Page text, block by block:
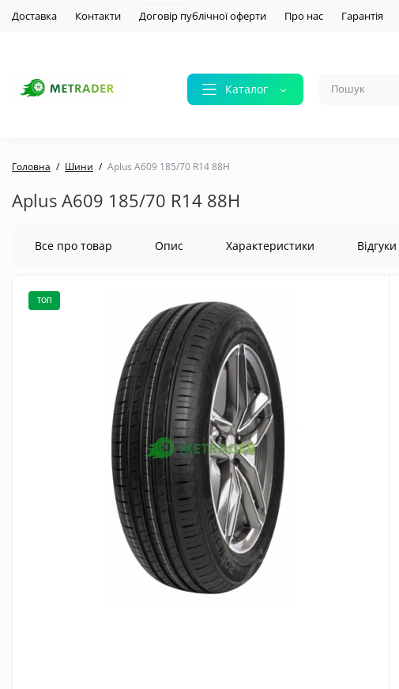
Доставка Контакти Договір публічної оферти Про нас Гарантія
Каталог
Головна Шини Aplus A609 185/70 R14 88H
Aplus A609 185/70 R14 88H
Все про товар Опис Характеристики Відгуки
ТОП